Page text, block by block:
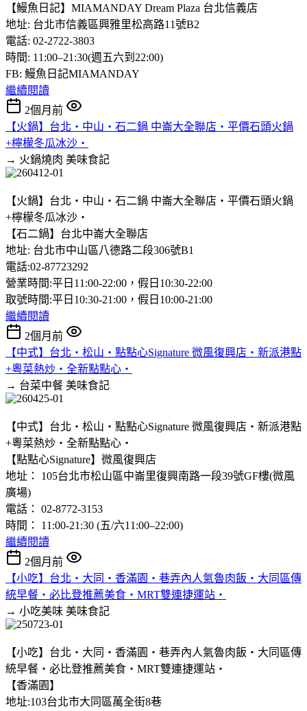
【鰻魚日記】MIAMANDAY Dream Plaza 台北信義店
地址: 台北市信義區興雅里松高路11號B2
電話: 02-2722-3803
時間: 11:00–21:30(週五六到22:00)
FB: 鰻魚日記MIAMANDAY
繼續閱讀
2個月前
【火鍋】台北‧中山‧石二鍋 中崙大全聯店‧平價石頭火鍋
+檸檬冬瓜冰沙‧
→ 火鍋燒肉 美味食記
【火鍋】台北‧中山‧石二鍋 中崙大全聯店‧平價石頭火鍋
+檸檬冬瓜冰沙‧
【石二鍋】台北中崙大全聯店
地址: 台北市中山區八德路二段306號B1
電話:02-87723292
營業時間:平日11:00-22:00，假日10:30-22:00
取號時間:平日10:30-21:00，假日10:00-21:00
繼續閱讀
2個月前
【中式】台北‧松山‧點點心Signature 微風復興店‧新派港點
+粵菜熱炒‧全新點點心‧
→ 台菜中餐 美味食記
【中式】台北‧松山‧點點心Signature 微風復興店‧新派港點
+粵菜熱炒‧全新點點心‧
【點點心Signature】微風復興店
地址： 105台北市松山區中崙里復興南路一段39號GF樓(微風
廣場)
電話： 02-8772-3153
時間： 11:00-21:30 (五/六11:00–22:00)
繼續閱讀
2個月前
【小吃】台北‧大同‧香滿園‧巷弄內人氣魯肉飯‧大同區傳
統早餐‧必比登推薦美食‧MRT雙連捷運站‧
→ 小吃美味 美味食記
【小吃】台北‧大同‧香滿園‧巷弄內人氣魯肉飯‧大同區傳
統早餐‧必比登推薦美食‧MRT雙連捷運站‧
【香滿園】
地址:103台北市大同區萬全街8巷